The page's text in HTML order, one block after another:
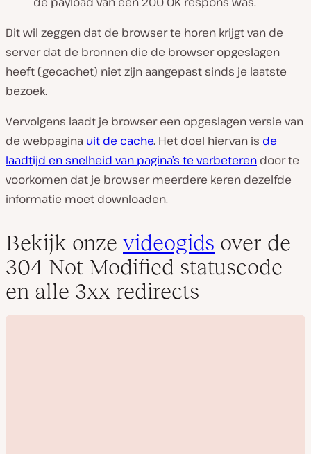
Dit wil zeggen dat de browser te horen krijgt van de
server dat de bronnen die de browser opgeslagen
heeft (gecachet) niet zijn aangepast sinds je laatste
bezoek.
Vervolgens laadt je browser een opgeslagen versie van
de webpagina uit de cache. Het doel hiervan is de
laadtijd en snelheid van pagina’s te verbeteren door te
voorkomen dat je browser meerdere keren dezelfde
informatie moet downloaden.
Bekijk onze videogids over de
304 Not Modified statuscode
en alle 3xx redirects